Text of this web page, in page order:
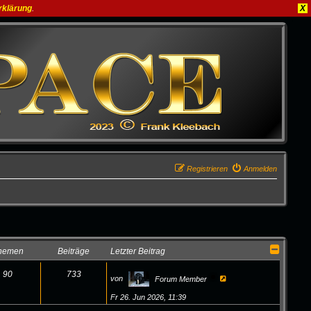
. X
Anmelden
Registrieren
Beiträge Letzter Beitrag
90 733 von Forum Member
e
Fr 26. Jun 2026, 11:39